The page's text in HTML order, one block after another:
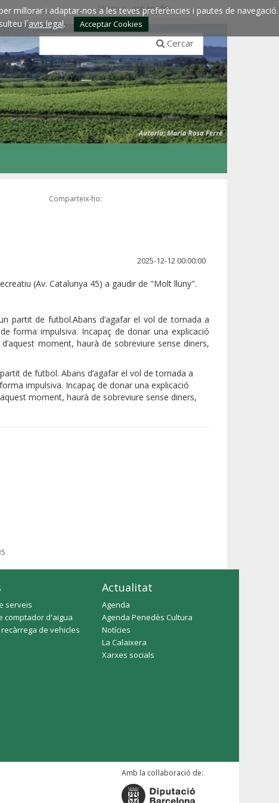
millorar i adaptar-nos a les teves preferències i pautes de navegació.
l´avis legal. Acceptar Cookies
Idiomes:esp engfra
Cercar
Comparteix-ho:
2025-12-12 00:00:00
(Av. Catalunya 45) a gaudir de "Molt lluny".
partit de futbol.Abans d’agafar el vol de tornada a
forma impulsiva. Incapaç de donar una explicació
moment, haurà de sobreviure sense diners,
de futbol. Abans d’agafar el vol de tornada a
impulsiva. Incapaç de donar una explicació
moment, haurà de sobreviure sense diners,
serveis
comptador d'aigua
de vehicles
Actualitat
Agenda
Agenda Penedès Cultura
Notícies
La Calaixera
Xarxes socials
Amb la col·laboració de: